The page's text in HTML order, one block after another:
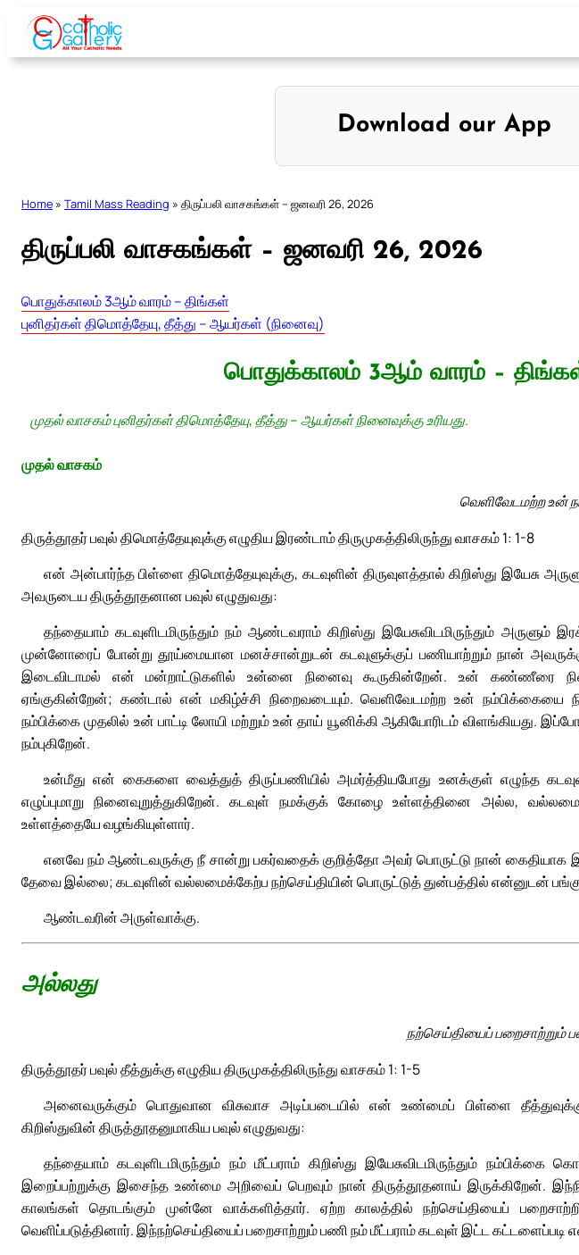
Skip
content
Download our App
Home » Tamil Mass Reading » திருப்பலி வாசகங்கள் – ஜனவரி 26, 2026
திருப்பலி வாசகங்கள் – ஜனவரி 26, 2026
பொதுக்காலம் 3ஆம் வாரம் – திங்கள்
புனிதர்கள் திமொத்தேயு, தீத்து – ஆயர்கள் (நினைவு)
பொதுக்காலம் 3ஆம் வாரம் –
முதல் வாசகம் புனிதர்கள் திமொத்தேயு, தீத்து – ஆயர்கள் நினைவுக்கு உரியது.
முதல் வாசகம்
வெளிவேடமற்ற உன்
திருத்தூதர் பவுல் திமொத்தேயுவுக்கு எழுதிய இரண்டாம் திருமுகத்திலிருந்து வாசகம் 1: 1-8
என் அன்பார்ந்த பிள்ளை திமொத்தேயுவுக்கு, கடவுளின் திருவுளத்தால் கிறிஸ்து இயேசு
அவருடைய திருத்தூதனான பவுல் எழுதுவது:
தந்தையாம் கடவுளிடமிருந்தும் நம் ஆண்டவராம் கிறிஸ்து இயேசுவிடமிருந்தும் அருளும்
முன்னோரைப் போன்று தூய்மையான மனச்சான்றுடன் கடவுளுக்குப் பணியாற்றும் நான்
இடைவிடாமல் என் மன்றாட்டுகளில் உன்னை நினைவு கூருகின்றேன். உன் கண்ணீரை
ஏங்குகின்றேன்; கண்டால் என் மகிழ்ச்சி நிறைவடையும். வெளிவேடமற்ற உன் நம்பிக்கையை
நம்பிக்கை முதலில் உன் பாட்டி லோயி மற்றும் உன் தாய் யூனிக்கி ஆகியோரிடம் விளங்கியது.
நம்புகிறேன்.
உன்மீது என் கைகளை வைத்துத் திருப்பணியில் அமர்த்தியபோது உனக்குள் எழுந்த
எழுப்புமாறு நினைவுறுத்துகிறேன். கடவுள் நமக்குக் கோழை உள்ளத்தினை அல்ல,
உள்ளத்தையே வழங்கியுள்ளார்.
எனவே நம் ஆண்டவருக்கு நீ சான்று பகர்வதைக் குறித்தோ அவர் பொருட்டு நான் கைதியாக
தேவை இல்லை; கடவுளின் வல்லமைக்கேற்ப நற்செய்தியின் பொருட்டுத் துன்பத்தில் என்னுடன்
ஆண்டவரின் அருள்வாக்கு.
அல்லது
நற்செய்தியைப் பறைசாற்றும்
திருத்தூதர் பவுல் தீத்துக்கு எழுதிய திருமுகத்திலிருந்து வாசகம் 1: 1-5
அனைவருக்கும் பொதுவான விசுவாச அடிப்படையில் என் உண்மைப் பிள்ளை
கிறிஸ்துவின் திருத்தூதனுமாகிய பவுல் எழுதுவது:
தந்தையாம் கடவுளிடமிருந்தும் நம் மீட்பராம் கிறிஸ்து இயேசுவிடமிருந்தும் நம்பிக்கை
இறைப்பற்றுக்கு இசைந்த உண்மை அறிவைப் பெறவும் நான் திருத்தூதனாய் இருக்கிறேன்.
காலங்கள் தொடங்கும் முன்னே வாக்களித்தார். ஏற்ற காலத்தில் நற்செய்தியைப்
வெளிப்படுத்தினார். இந்நற்செய்தியைப் பறைசாற்றும் பணி நம் மீட்பராம் கடவுள் இட்ட